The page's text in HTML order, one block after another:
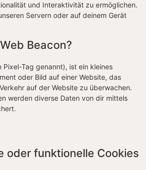
und Interaktivität zu ermöglichen.
Servern oder auf deinem Gerät
Beacon?
Pixel-Tag genannt), ist ein kleines
oder Bild auf einer Website, das
auf der Website zu überwachen.
werden diverse Daten von dir mittels
oder funktionelle Cookies